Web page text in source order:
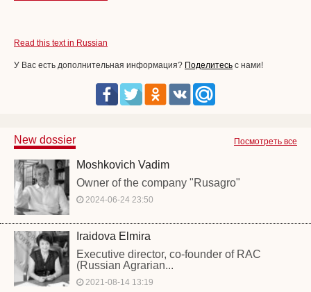
Read this text in Russian
У Вас есть дополнительная информация? Поделитесь с нами!
Посмотреть все
New dossier
Moshkovich Vadim
Owner of the company "Rusagro"
2024-06-24 23:50
Iraidova Elmira
Executive director, co-founder of RAC
(Russian Agrarian...
2021-08-14 13:19